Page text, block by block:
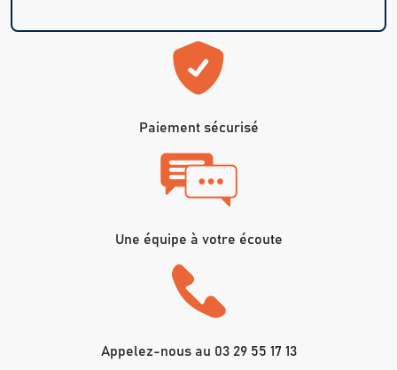
Paiement sécurisé
Une équipe à votre écoute
Appelez-nous au 03 29 55 17 13